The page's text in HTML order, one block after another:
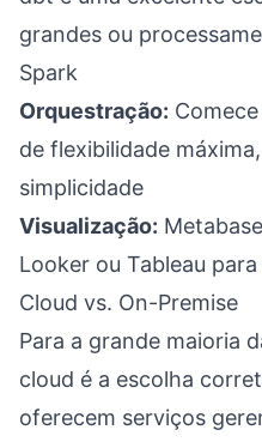
grandes ou
Spark
Orquestração:
de flexibilidade
simplicidade
Visualização:
Looker ou Tableau
Cloud vs. On-Premise
Para a grande maioria
cloud é a escolha
oferecem serviços